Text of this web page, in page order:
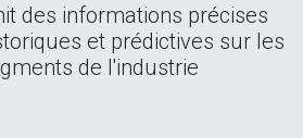
des informations précises
et prédictives sur les
de l'industrie